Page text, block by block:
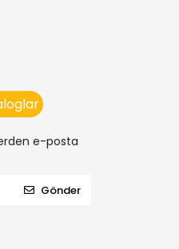
e-posta
Gönder